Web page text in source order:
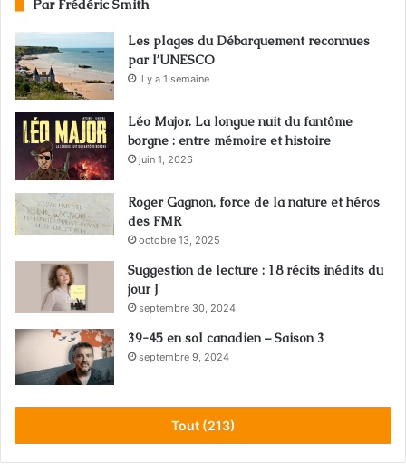
Par Frédéric Smith
Les plages du Débarquement reconnues
par l’UNESCO
Il y a 1 semaine
Léo Major. La longue nuit du fantôme
borgne : entre mémoire et histoire
juin 1, 2026
Roger Gagnon, force de la nature et héros
des FMR
octobre 13, 2025
Suggestion de lecture : 18 récits inédits du
jour J
septembre 30, 2024
39-45 en sol canadien – Saison 3
septembre 9, 2024
Tout (213)